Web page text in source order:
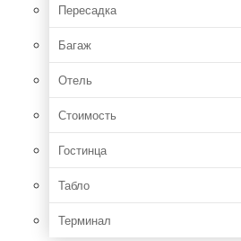
Пересадка
Багаж
Отель
Стоимость
Гостинца
Табло
Терминал